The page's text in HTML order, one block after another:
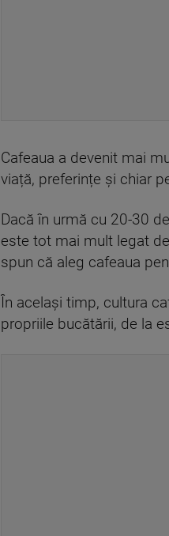
Cafeaua a devenit mai
viață, preferințe și chiar
Dacă în urmă cu 20-30
este tot mai mult legat
spun că aleg cafeaua
În același timp, cultura
propriile bucătării, de la